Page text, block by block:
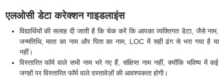
एलओसी डेटा करेक्शन गाइडलाइंस
विद्यार्थियों की सलाह दी जाती है कि चेक करें कि आपका व्यक्तिगत डेटा, जैसे नाम,
जन्मतिथि, माता का नाम और पिता का नाम, LOC में सही ढंग से भरा गया है या
नहीं।
विस्तारित फॉर्म वाले सभी नाम भरे गए हैं, संक्षिप्त नाम नहीं, क्योंकि भविष्य में कई
जगहों पर विस्तारित फॉर्म वाले दस्तावेज़ों की आवश्यकता होगी।